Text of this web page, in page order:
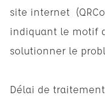
site internet
indiquant le motif
solutionner le
Délai de